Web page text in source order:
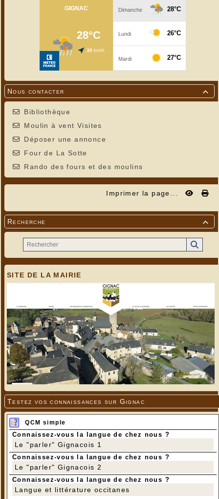

Nous contacter
Bibliothèque
Moulin à vent Visites
Déposer une annonce
Four de La Sotte
Rando des fours et des moulins
Imprimer la page...

Recherche
SITE DE LA MAIRIE
Testez vos connaissances sur Gignac
QCM simple
Connaissez-vous la langue de chez nous ?
Le "parler" Gignacois 1
Connaissez-vous la langue de chez nous ?
Le "parler" Gignacois 2
Connaissez-vous la langue de chez nous ?
Langue et littérature occitanes